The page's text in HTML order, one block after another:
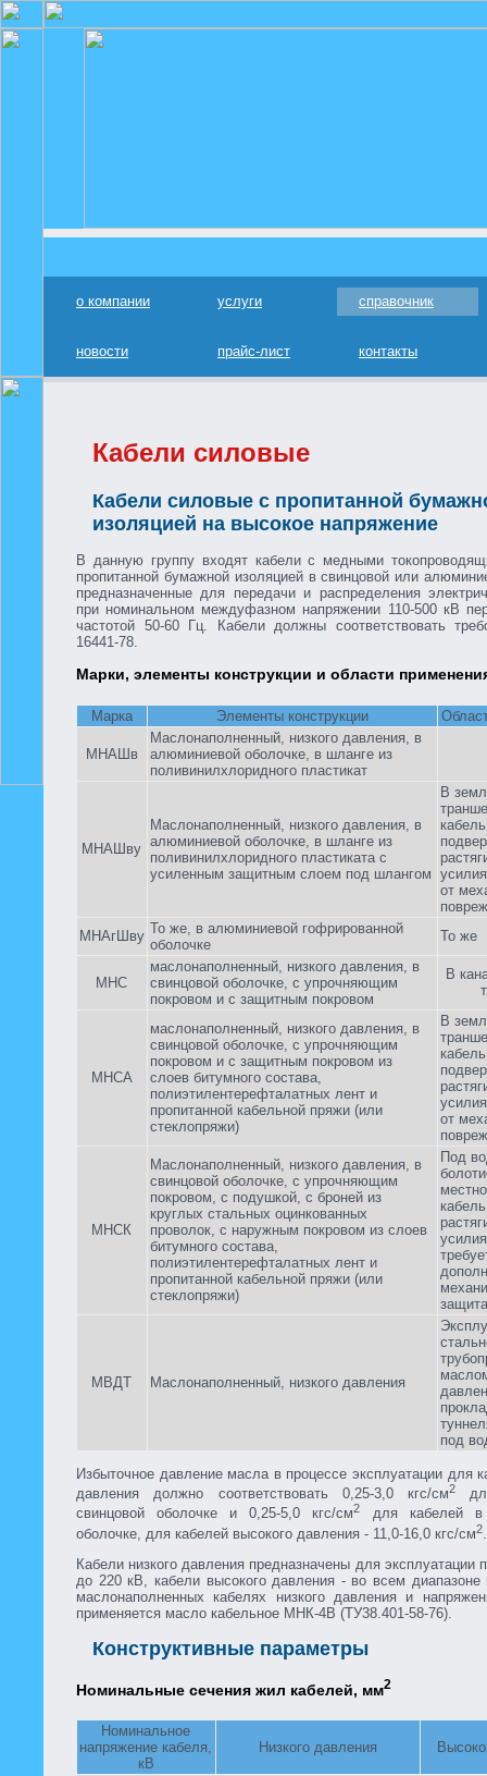
о компании услуги справочник
новости прайс-лист контакты
Кабели силовые
Кабели силовые с пропитанной
изоляцией на высокое напряжение
В данную группу входят кабели с медными
пропитанной бумажной изоляцией в свинцовой или
предназначенные для передачи и распределения
при номинальном междуфазном напряжении 110-500 кВ
частотой 50-60 Гц. Кабели должны соответствовать
16441-78.
Марки, элементы конструкции и области
Марка Элементы конструкции
МНАШв
Маслонаполненный, низкого давления, в
алюминиевой оболочке, в шланге из
поливинилхлоридного пластикат
МНАШву
Маслонаполненный, низкого давления, в
алюминиевой оболочке, в шланге из
поливинилхлоридного пластиката с
усиленным защитным слоем под шлангом
В
от
МНАгШву То же, в алюминиевой гофрированной
оболочке
То же
МНС
маслонаполненный, низкого давления, в
свинцовой оболочке, с упрочняющим
покровом и с защитным покровом
В
МНСА
маслонаполненный, низкого давления, в
свинцовой оболочке, с упрочняющим
покровом и с защитным покровом из
слоев битумного состава,
полиэтилентерефталатных лент и
пропитанной кабельной пряжи (или
стеклопряжи)
В
от
МНСК
Маслонаполненный, низкого давления, в
свинцовой оболочке, с упрочняющим
покровом, с подушкой, с броней из
круглых стальных оцинкованных
проволок, с наружным покровом из слоев
битумного состава,
полиэтилентерефталатных лент и
пропитанной кабельной пряжи (или
стеклопряжи)
Под
защита
МВДТ Маслонаполненный, низкого давления
под
Избыточное давление масла в процессе эксплуатации для
давления должно соответствовать 0,25-3,0 кгс/см2
свинцовой оболочке и 0,25-5,0 кгс/см2
для кабелей в
оболочке, для кабелей высокого давления - 11,0-16,0 кгс/см2
Кабели низкого давления предназначены для эксплуатации
до 220 кВ, кабели высокого давления - во всем
маслонаполненных кабелях низкого давления и
применяется масло кабельное МНК-4В (ТУ38.401-58-76).
Конструктивные параметры
Номинальные сечения жил кабелей, мм2
Номинальное
напряжение кабеля,
кВ
Низкого давления